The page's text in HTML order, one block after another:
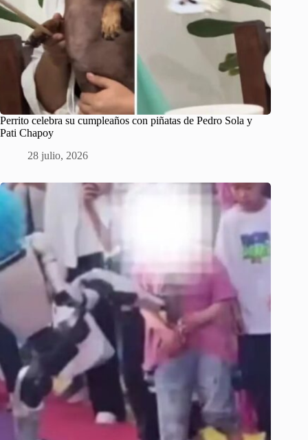
Perrito celebra su cumpleaños con piñatas de Pedro Sola y
Pati Chapoy
28 julio, 2026